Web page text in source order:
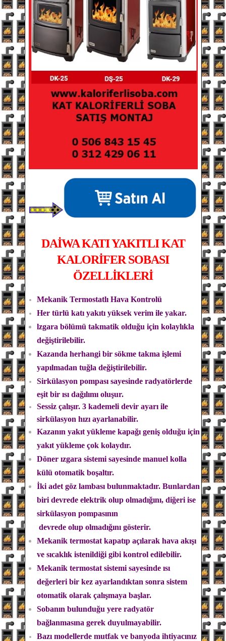
DAİWAKATI YAKITLI KAT
KALORİFER SOBASI
ÖZELLİKLERİ
Mekanik Termostatlı Hava Kontrolü
Her türlü katı yakıtı yüksek verim ile yakar.
lzgara bölümü takmatik olduğu için kolaylıkla
değiştirilebilir.
Kazanda herhangi bir sökme takma işlemi
yapılmadan tuğla değiştirilebilir.
Sirkülasyon pompası sayesinde radyatörlerde
eşit bir ısı dağılımı oluşur.
Sessiz çalışır. 3 kademeli devir ayarı ile
sirkülasyon hızı ayarlanabilir.
Kazanın yakıt yükleme kapağı geniş olduğu için
yakıt yükleme çok kolaydır.
Döner ızgara sistemi sayesinde manuel kolla
külü otomatik boşaltır.
İki adet göz lambası bulunmaktadır. Bunlardan
biri devrede elektrik olup olmadığını, diğeri ise
sirkülasyon pompasının
devrede olup olmadığını gösterir.
Mekanik termostat kapatıp açılarak hava akışı
ve sıcaklık istenildiği gibi kontrol edilebilir.
Mekanik termostat sistemi sayesinde ısı
değerleri bir kez ayarlandıktan sonra sistem
otomatik olarak çalışmaya başlar.
Sobanın bulunduğu yere radyatör
bağlanmasına gerek duyulmayabilir.
Bazı modellerde mutfak ve banyoda ihtiyacınız